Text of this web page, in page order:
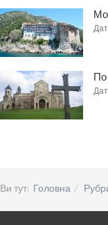
По
Ви тут: Головна